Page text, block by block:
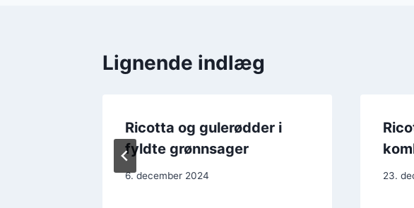
Lignende indlæg
Ricotta og gulerødder i
fyldte grønnsager
6. december 2024 23.